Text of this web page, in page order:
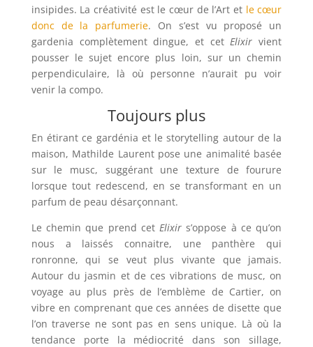
insipides. La créativité est le cœur de l’Art et le cœur
donc de la parfumerie. On s’est vu proposé un
gardenia complètement dingue, et cetElixir vient
pousser le sujet encore plus loin, sur un chemin
perpendiculaire, là où personne n’aurait pu voir
venir la compo.
Toujours plus
En étirant ce gardénia et le storytelling autour de la
maison, Mathilde Laurent pose une animalité basée
sur le musc, suggérant une texture de fourure
lorsque tout redescend, en se transformant en un
parfum de peau désarçonnant.
Le chemin que prend cetElixir s’oppose à ce qu’on
nous a laissés connaitre, une panthère qui
ronronne, qui se veut plus vivante que jamais.
Autour du jasmin et de ces vibrations de musc, on
voyage au plus près de l’emblème de Cartier, on
vibre en comprenant que ces années de disette que
l’on traverse ne sont pas en sens unique. Là où la
tendance porte la médiocrité dans son sillage,